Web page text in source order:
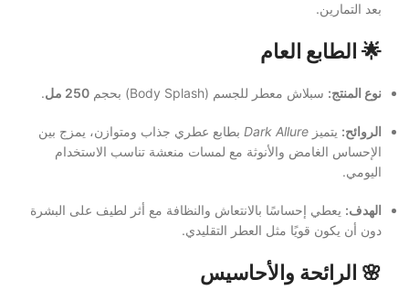
بعد التمارين.
🌟 الطابع العام
نوع المنتج: سبلاش معطر للجسم (Body Splash) بحجم 250 مل .
الروائح: يتميز Dark Allure بطابع عطري جذاب ومتوازن، يمزج بين
الإحساس الغامض والأنوثة مع لمسات منعشة تناسب الاستخدام
اليومي.
الهدف: يعطي إحساسًا بالانتعاش والنظافة مع أثر لطيف على البشرة
دون أن يكون قويًا مثل العطر التقليدي.
🌸 الرائحة والأحاسيس